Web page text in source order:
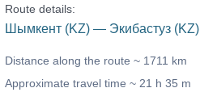
Route details:
Шымкент (KZ) — Экибастуз (KZ)
Distance along the route ~ 1711 km
Approximate travel time ~ 21 h 35 m